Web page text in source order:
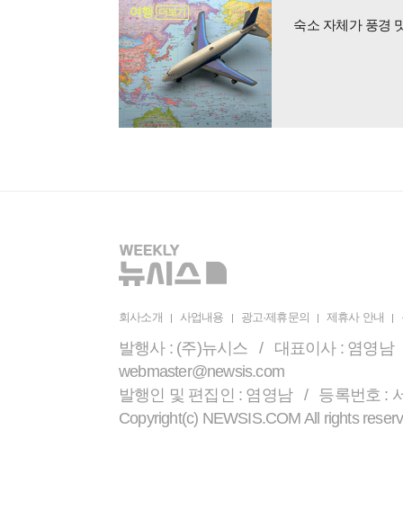
여행 더보기
숙소 자체가 풍경
회사소개 사업내용 광고·제휴문의 제휴사 안내
발행사 : (주)뉴시스 / 대표이사 : 염영
webmaster@newsis.com
발행인 및 편집인 : 염영남 / 등록번호 :
Copyright(c) NEWSIS.COM All rights